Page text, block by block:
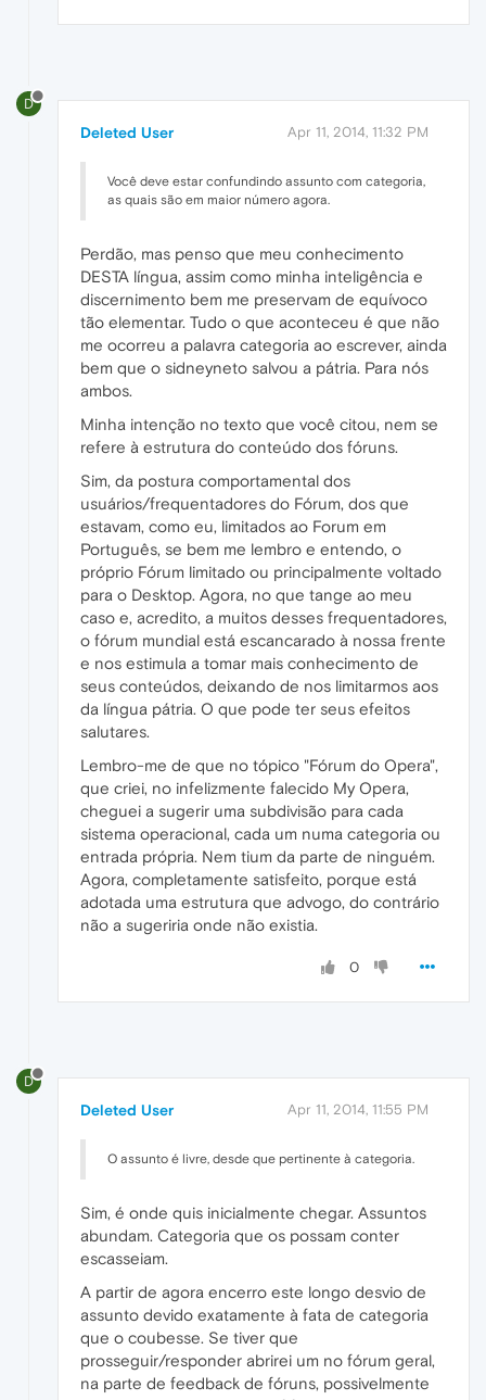
D
Deleted User Apr 11, 2014, 11:32 PM
Você deve estar confundindo assunto com categoria,
as quais são em maior número agora.
Perdão, mas penso que meu conhecimento
DESTA língua, assim como minha inteligência e
discernimento bem me preservam de equívoco
tão elementar. Tudo o que aconteceu é que não
me ocorreu a palavra categoria ao escrever, ainda
bem que o sidneyneto salvou a pátria. Para nós
ambos.
Minha intenção no texto que você citou, nem se
refere à estrutura do conteúdo dos fóruns.
Sim, da postura comportamental dos
usuários/frequentadores do Fórum, dos que
estavam, como eu, limitados ao Forum em
Português, se bem me lembro e entendo, o
próprio Fórum limitado ou principalmente voltado
para o Desktop. Agora, no que tange ao meu
caso e, acredito, a muitos desses frequentadores,
o fórum mundial está escancarado à nossa frente
e nos estimula a tomar mais conhecimento de
seus conteúdos, deixando de nos limitarmos aos
da língua pátria. O que pode ter seus efeitos
salutares.
Lembro-me de que no tópico "Fórum do Opera",
que criei, no infelizmente falecido My Opera,
cheguei a sugerir uma subdivisão para cada
sistema operacional, cada um numa categoria ou
entrada própria. Nem tium da parte de ninguém.
Agora, completamente satisfeito, porque está
adotada uma estrutura que advogo, do contrário
não a sugeriria onde não existia.
0
D
Deleted User Apr 11, 2014, 11:55 PM
O assunto é livre, desde que pertinente à categoria.
Sim, é onde quis inicialmente chegar. Assuntos
abundam. Categoria que os possam conter
escasseiam.
A partir de agora encerro este longo desvio de
assunto devido exatamente à fata de categoria
que o coubesse. Se tiver que
prosseguir/responder abrirei um no fórum geral,
na parte de feedback de fóruns, possivelmente